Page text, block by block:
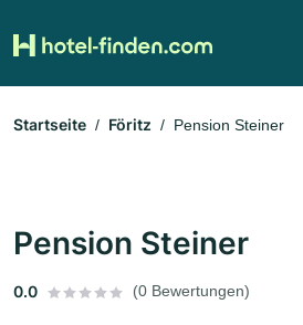
Startseite Föritz Pension Steiner
Pension Steiner
0.0 (0 Bewertungen)